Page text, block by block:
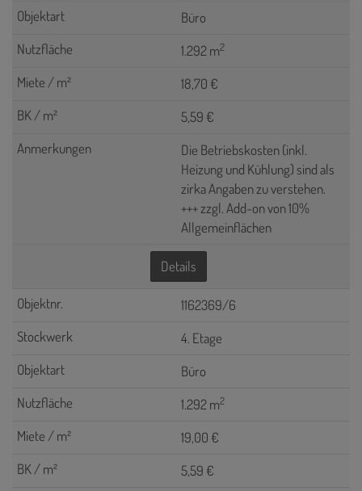
Büro
1.292 m2
18,70 €
5,59 €
Die Betriebskosten (inkl.
Heizung und Kühlung) sind als
zirka Angaben zu verstehen.
+++ zzgl. Add-on von 10%
Allgemeinflächen
Details
1162369/6
4. Etage
Büro
1.292 m2
19,00 €
5,59 €